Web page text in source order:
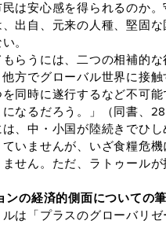
は安心感を得られるのか
出自、元来の人種、堅固
。
らうには、二つの相補的
方でグローバル世界に接
同時に遂行するなど不可
なるだろう。」（同書、28
、中・小国が陸続きでひ
いませんが、いざ食糧危
せん。ただ、ラトゥール
ンの経済的側面についての
は「プラスのグローバリ